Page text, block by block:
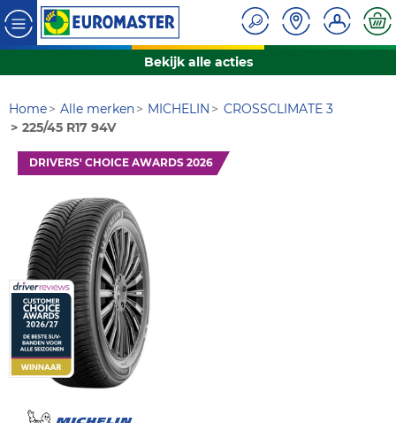
Bekijk alle acties
Home Alle merken MICHELIN
CROSSCLIMATE 3
225/45 R17 94V
DRIVERS' CHOICE AWARDS 2026